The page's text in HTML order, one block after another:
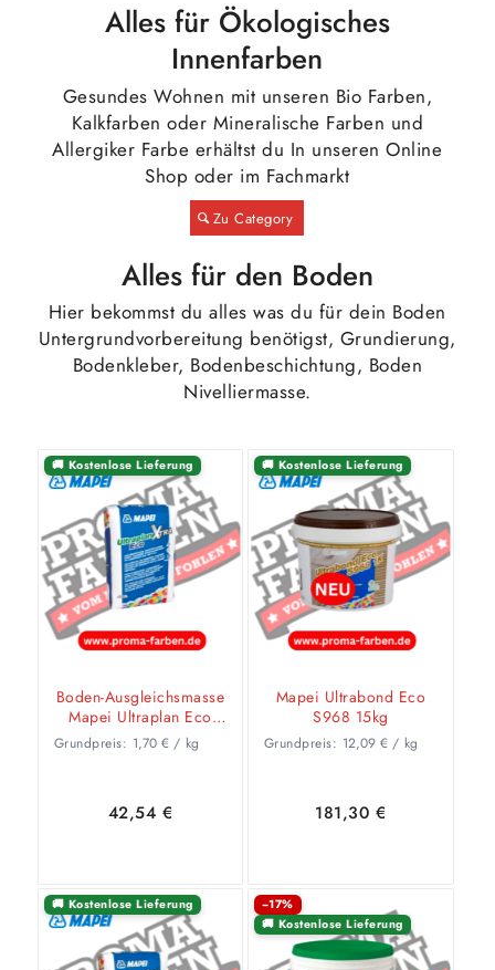
Alles für Ökologisches
Innenfarben
Gesundes Wohnen mit unseren Bio Farben,
Kalkfarben oder Mineralische Farben und
Allergiker Farbe erhältst du In unseren Online
Shop oder im Fachmarkt
Zu Category
Alles für den Boden
Hier bekommst du alles was du für dein Boden
Untergrundvorbereitung benötigst, Grundierung,
Bodenkleber, Bodenbeschichtung, Boden
Nivelliermasse.
🚚 Kostenlose Lieferung
Boden-Ausgleichsmasse
Mapei Ultraplan Eco
Xtra 25kg
Grundpreis: 1,70 €/ kg
42,54 €
🚚 Kostenlose Lieferung
Mapei Ultrabond Eco
S968 15kg
Grundpreis: 12,09 €/ kg
181,30 €
🚚 Kostenlose Lieferung
−17%
🚚 Kostenlose Lieferung